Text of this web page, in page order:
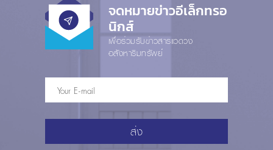
จดหมายข่าวอีเล็กทรอ
นิกส์
เพื่อร่วมรับข่าวสารแวดวง
อสังหาริมทรัพย์
ส่ง